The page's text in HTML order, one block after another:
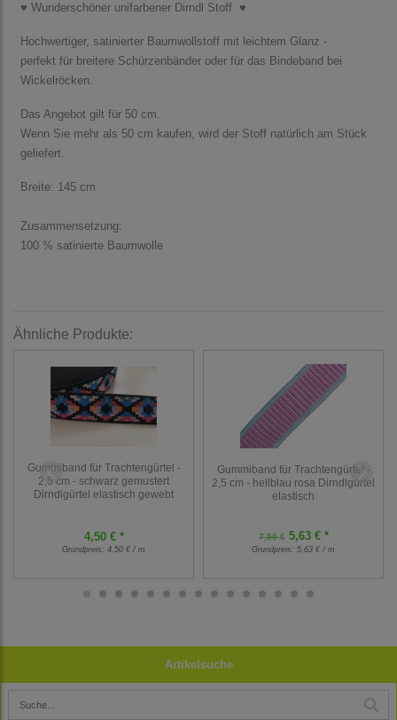
Artikelsuche
♥ Wunderschöner unifarbener Dirndl Stoff ♥
Hochwertiger, satinierter Baumwollstoff mit leichtem Glanz -
perfekt für breitere Schürzenbänder oder für das Bindeband bei
Wickelröcken.
Das Angebot gilt für 50 cm.
Wenn Sie mehr als 50 cm kaufen, wird der Stoff natürlich am Stück
geliefert.
Breite: 145 cm
Zusammensetzung:
100 % satinierte Baumwolle
Ähnliche Produkte:
Gummiband für Trachtengürtel -
2,5 cm - schwarz gemustert
Dirndlgürtel elastisch gewebt
4,50 € *
Grundpreis: 4,50 € / m
Gummiband für Trachtengürtel -
2,5 cm - hellblau rosa Dirndlgürtel
elastisch
7,50 €5,63 € *
Grundpreis: 5,63 € / m